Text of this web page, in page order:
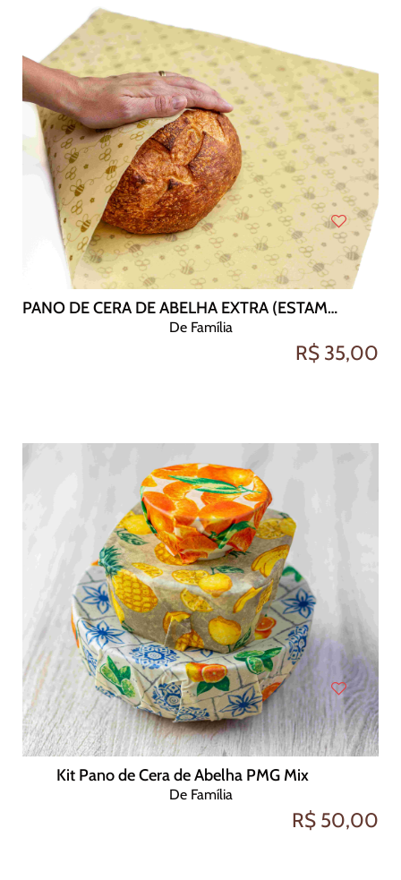
PANO DE CERA DE ABELHA EXTRA (ESTAMPA ABELHAS 50X48)
De Família
R$ 35,00
Kit Pano de Cera de Abelha PMG Mix
De Família
R$ 50,00